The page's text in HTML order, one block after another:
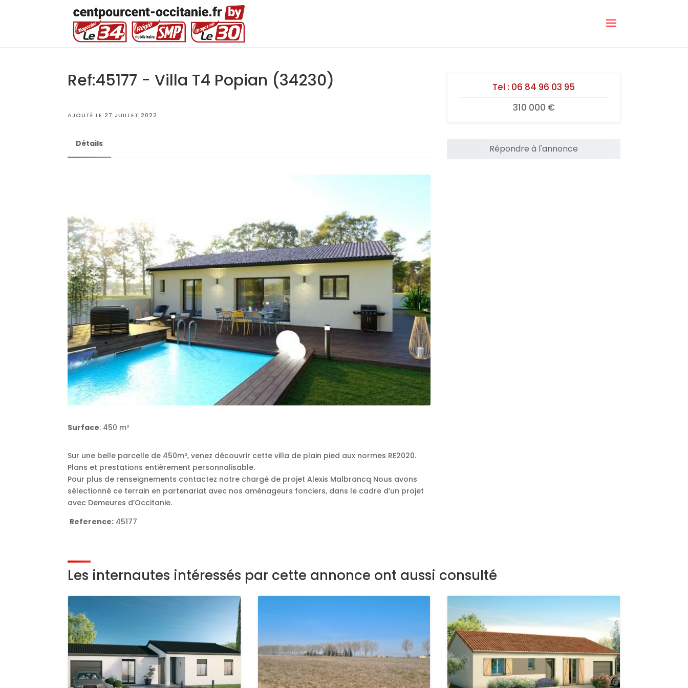
Ref:45177 - Villa T4 Popian (34230)
AJOUTÉ LE 27 JUILLET 2022
Détails
Surface: 450 m²
Sur une belle parcelle de 450m², venez découvrir cette villa de plain pied aux normes RE2020.
Plans et prestations entièrement personnalisable.
Pour plus de renseignements contactez notre chargé de projet Alexis Malbrancq Nous avons
sélectionné ce terrain en partenariat avec nos aménageurs fonciers, dans le cadre d’un projet
avec Demeures d’Occitanie.
Reference: 45177
Tel : 06 84 96 03 95
310 000 €
Répondre à l'annonce
Les internautes intéressés par cette annonce ont aussi consulté